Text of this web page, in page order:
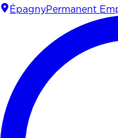
ÉpagnyPermanent